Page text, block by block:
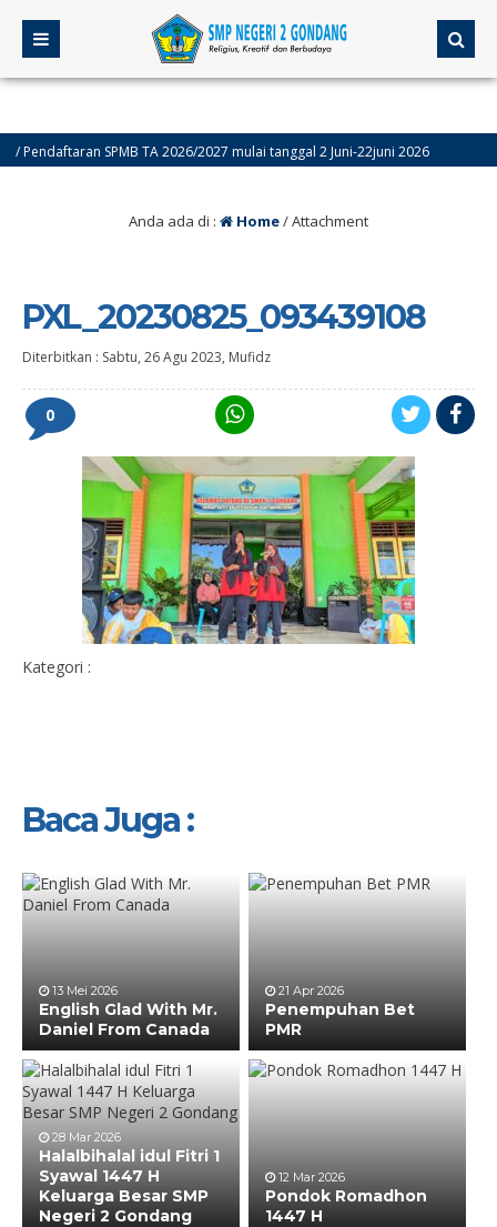
SPMB TA 2026/2027 mulai tanggal 2 Juni-22juni 2026
Anda ada di : Home/ Attachment
PXL_20230825_093439108
Diterbitkan : Sabtu, 26 Agu 2023, Mufidz
0
Kategori :
Baca Juga :
13 Mei 2026
English Glad With Mr.
Daniel From Canada
21 Apr 2026
Penempuhan Bet
PMR
28 Mar 2026
Halalbihalal idul Fitri 1
Syawal 1447 H
Keluarga Besar SMP
Negeri 2 Gondang
12 Mar 2026
Pondok Romadhon
1447 H